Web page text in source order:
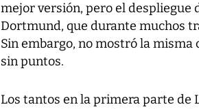
mejor versión, pero el despliegue
Dortmund, que durante muchos
Sin embargo, no mostró la
sin puntos.
Los tantos en la primera parte de